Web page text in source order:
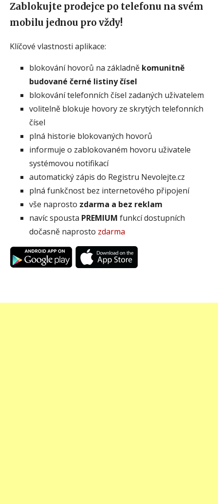
Zablokujte prodejce po telefonu na svém
mobilu jednou pro vždy!
Klíčové vlastnosti aplikace:
blokování hovorů na základně komunitně
budované černé listiny čísel
blokování telefonních čísel zadaných uživatelem
volitelně blokuje hovory ze skrytých telefonních
čísel
plná historie blokovaných hovorů
informuje o zablokovaném hovoru uživatele
systémovou notifikací
automatický zápis do Registru Nevolejte.cz
plná funkčnost bez internetového připojení
vše naprosto zdarma a bez reklam
navíc spousta PREMIUM funkcí dostupních
dočasně naprosto zdarma